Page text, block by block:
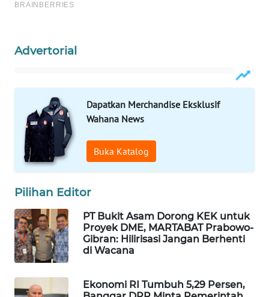
Advertorial
Dapatkan Merchandise Eksklusif
Wahana News
Buka Katalog
Pilihan Editor
PT Bukit Asam Dorong KEK untuk
Proyek DME, MARTABAT Prabowo-
Gibran: Hilirisasi Jangan Berhenti
di Wacana
Ekonomi RI Tumbuh 5,29 Persen,
WAHANA
WAHANA
WAHANA
HEALTH
WAHANA
DESA
WISATA
LAPAK
WAHANA
Wahana
Network
KONSUMEN